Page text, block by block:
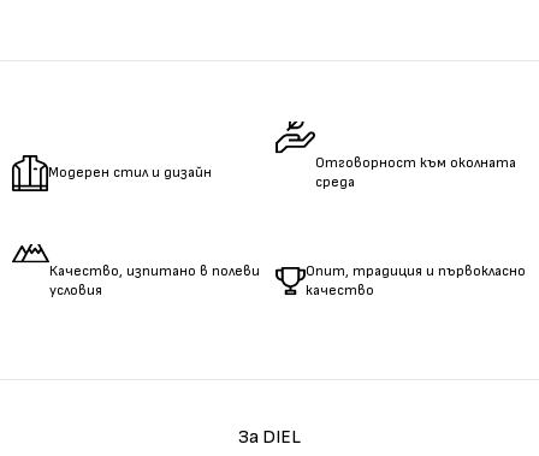
Модерен стил и дизайн
Отговорност към околната
среда
Качество, изпитано в полеви
условия
Опит, традиция и първокласно
качество
За DIEL